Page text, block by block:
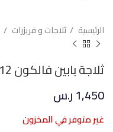
الرئيسية ثلاجات و فريزرات
ثلاجة بابين فالكون 12 قدم – 344 لتر – ستيل
1,450ر.س
غير متوفر في المخزون